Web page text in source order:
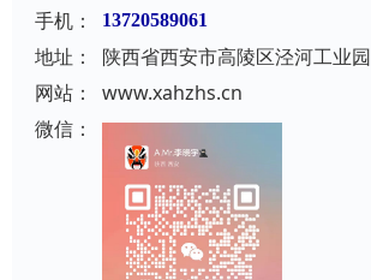
手机：
13720589061
地址：
陕西省西安市高陵区泾河工业园
网站：
www.xahzhs.cn
微信：